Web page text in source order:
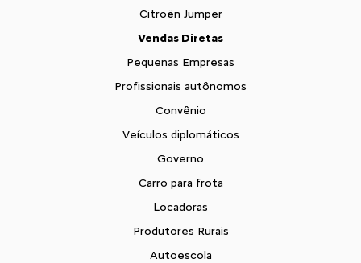
Citroën Jumper
Vendas Diretas
Pequenas Empresas
Profissionais autônomos
Convênio
Veículos diplomáticos
Governo
Carro para frota
Locadoras
Produtores Rurais
Autoescola